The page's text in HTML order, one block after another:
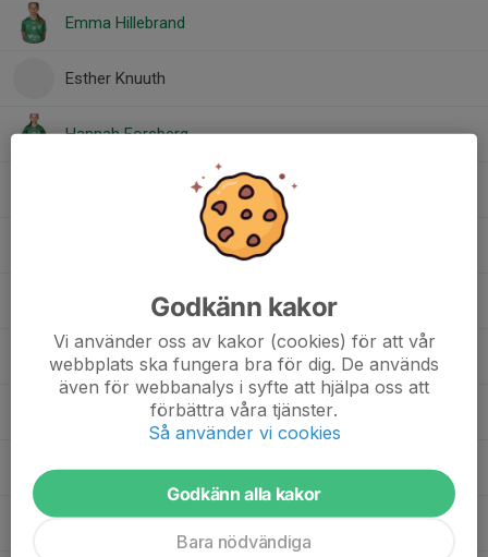
Emma Hillebrand
Esther Knuuth
Hannah Forsberg
Linnea Wahlqvist Korén
Maja Björklund
Maja Fific
Milly Nielsen
Minna Igestrand
Noelle Wallberg
Godkänn kakor
Vi använder oss av kakor (cookies) för att vår
webbplats ska fungera bra för dig. De används
även för webbanalys i syfte att hjälpa oss att
förbättra våra tjänster.
Så använder vi cookies
Godkänn alla kakor
Bara nödvändiga